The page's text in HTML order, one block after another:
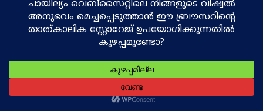
മാലു തണ്ടാറായിരുന്നു
സമരനായകനെന്ന് ദലിത്ബന്ധു
വിലയിരുത്തുന്നു. സി.വി.
കുഞ്ഞിരാമൻ ഇരുപതാം നൂറ്റാണ്ടിന്റെ
തുടക്കത്തിൽ മാലു
തണ്ടാറിനെക്കുറിച്ചുള്ള ഒരു ലഘു